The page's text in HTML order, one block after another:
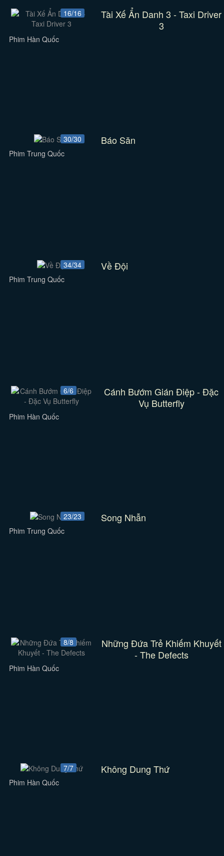
16/16
Tài Xế Ẩn Danh 3 - Taxi Driver
3
Phim Hàn Quốc
30/30 Báo Săn
Phim Trung Quốc
34/34 Về Đội
Phim Trung Quốc
6/6
Cánh Bướm Gián Điệp - Đặc
Vụ Butterfly
Phim Hàn Quốc
23/23 Song Nhẫn
Phim Trung Quốc
8/8
Những Đứa Trẻ Khiếm Khuyết
- The Defects
Phim Hàn Quốc
7/7 Không Dung Thứ
Phim Hàn Quốc